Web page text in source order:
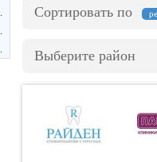
Сортировать по
Выберите район